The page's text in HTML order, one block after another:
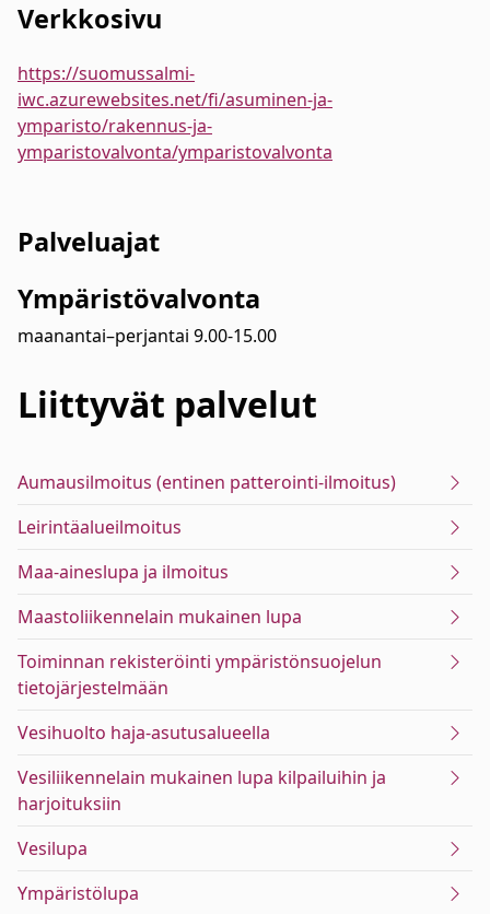
Verkkosivu
https://suomussalmi-
iwc.azurewebsites.net/fi/asuminen-ja-
ymparisto/rakennus-ja-
ymparistovalvonta/ymparistovalvonta
Palveluajat
Ympäristövalvonta
maanantai–perjantai 9.00-15.00
Liittyvät palvelut
Aumausilmoitus (entinen patterointi-ilmoitus)
Leirintäalueilmoitus
Maa-aineslupa ja ilmoitus
Maastoliikennelain mukainen lupa
Toiminnan rekisteröinti ympäristönsuojelun
tietojärjestelmään
Vesihuolto haja-asutusalueella
Vesiliikennelain mukainen lupa kilpailuihin ja
harjoituksiin
Vesilupa
Ympäristölupa